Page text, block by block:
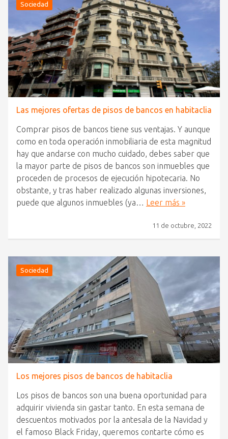
Sociedad
Las mejores ofertas de pisos de bancos en habitaclia
Comprar pisos de bancos tiene sus ventajas. Y aunque
como en toda operación inmobiliaria de esta magnitud
hay que andarse con mucho cuidado, debes saber que
la mayor parte de pisos de bancos son inmuebles que
proceden de procesos de ejecución hipotecaria. No
obstante, y tras haber realizado algunas inversiones,
puede que algunos inmuebles (ya… Leer más »
11 de octubre, 2022
Sociedad
Los mejores pisos de bancos de habitaclia
Los pisos de bancos son una buena oportunidad para
adquirir vivienda sin gastar tanto. En esta semana de
descuentos motivados por la antesala de la Navidad y
el famoso Black Friday, queremos contarte cómo es